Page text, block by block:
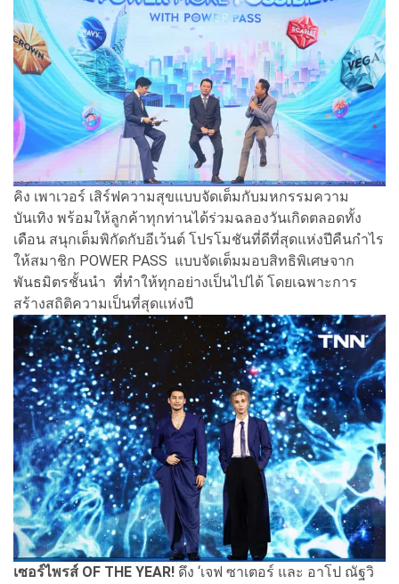
คิง เพาเวอร์ เสิร์ฟความสุขแบบจัดเต็มกับมหกรรมความ
บันเทิง พร้อมให้ลูกค้าทุกท่านได้ร่วมฉลองวันเกิดตลอดทั้ง
เดือน สนุกเต็มพิกัดกับอีเว้นต์ โปรโมชันที่ดีที่สุดแห่งปีคืนกำไร
ให้สมาชิก POWER PASS แบบจัดเต็มมอบสิทธิพิเศษจาก
พันธมิตรชั้นนำ ที่ทำให้ทุกอย่างเป็นไปได้ โดยเฉพาะการ
สร้างสถิติความเป็นที่สุดแห่งปี
เซอร์ไพรส์ OF THE YEAR! ดึง ‘เจฟ ซาเตอร์ และ อาโป ณัฐวิ